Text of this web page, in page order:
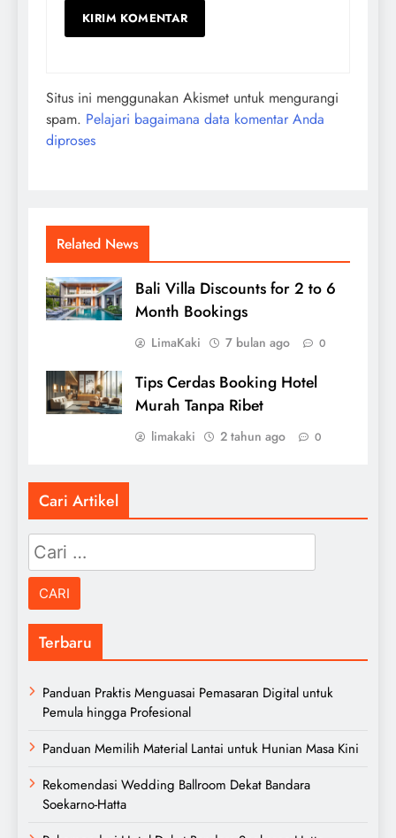
Situs ini menggunakan Akismet untuk mengurangi
spam. Pelajari bagaimana data komentar Anda
diproses
Related News
Bali Villa Discounts for 2 to 6
Month Bookings
LimaKaki 7 bulan ago 0
Tips Cerdas Booking Hotel
Murah Tanpa Ribet
limakaki 2 tahun ago 0
Cari Artikel
Cari
untuk:
Terbaru
Panduan Praktis Menguasai Pemasaran Digital untuk
Pemula hingga Profesional
Panduan Memilih Material Lantai untuk Hunian Masa Kini
Rekomendasi Wedding Ballroom Dekat Bandara
Soekarno-Hatta